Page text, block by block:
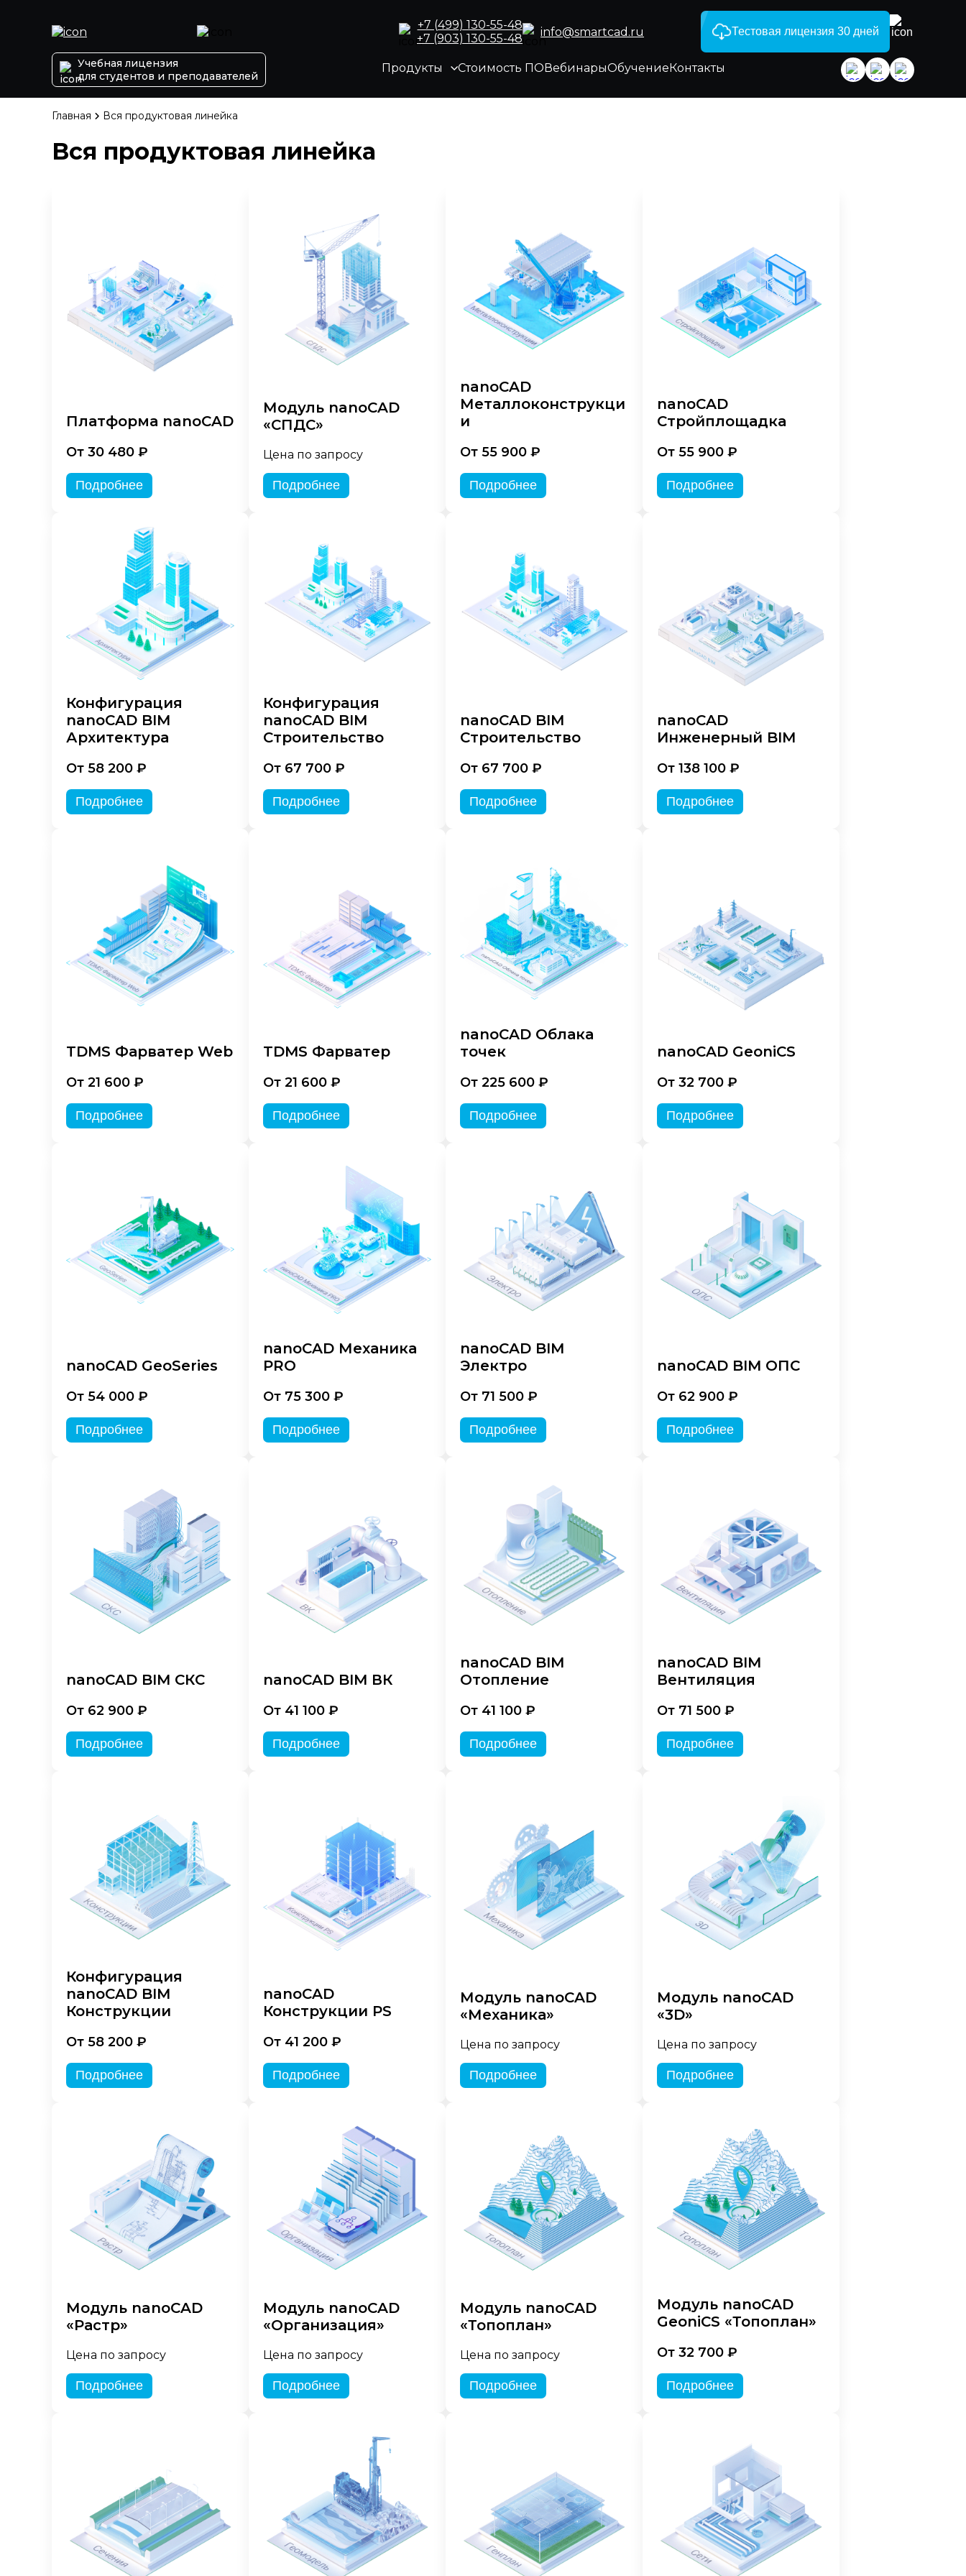
+7 (499) 130-55-48
+7 (903) 130-55-48
info@smartcad.ru Тестовая лицензия 30 дней
Учебная лицензия
для студентов и преподавателей
Продукты Стоимость ПОВебинарыОбучениеКонтакты
Главная Вся продуктовая линейка
Вся продуктовая линейка
Платформа nanoCAD
От 30 480 ₽
Подробнее
Модуль nanoCAD
«СПДС»
Цена по запросу
Подробнее
nanoCAD
Металлоконструкци
и
От 55 900 ₽
Подробнее
nanoCAD
Стройплощадка
От 55 900 ₽
Подробнее
Конфигурация
nanoCAD BIM
Архитектура
От 58 200 ₽
Подробнее
Конфигурация
nanoCAD BIM
Строительство
От 67 700 ₽
Подробнее
nanoCAD BIM
Строительство
От 67 700 ₽
Подробнее
nanoCAD
Инженерный BIM
От 138 100 ₽
Подробнее
TDMS Фарватер Web
От 21 600 ₽
Подробнее
TDMS Фарватер
От 21 600 ₽
Подробнее
nanoCAD Облака
точек
От 225 600 ₽
Подробнее
nanoCAD GeoniCS
От 32 700 ₽
Подробнее
nanoCAD GeoSeries
От 54 000 ₽
Подробнее
nanoCAD Механика
PRO
От 75 300 ₽
Подробнее
nanoCAD BIM
Электро
От 71 500 ₽
Подробнее
nanoCAD BIM ОПС
От 62 900 ₽
Подробнее
nanoCAD BIM СКС
От 62 900 ₽
Подробнее
nanoCAD BIM ВК
От 41 100 ₽
Подробнее
nanoCAD BIM
Отопление
От 41 100 ₽
Подробнее
nanoCAD BIM
Вентиляция
От 71 500 ₽
Подробнее
Конфигурация
nanoCAD BIM
Конструкции
От 58 200 ₽
Подробнее
nanoCAD
Конструкции PS
От 41 200 ₽
Подробнее
Модуль nanoCAD
«Механика»
Цена по запросу
Подробнее
Модуль nanoCAD
«3D»
Цена по запросу
Подробнее
Модуль nanoCAD
«Растр»
Цена по запросу
Подробнее
Модуль nanoCAD
«Организация»
Цена по запросу
Подробнее
Модуль nanoCAD
«Топоплан»
Цена по запросу
Подробнее
Модуль nanoCAD
GeoniCS «Топоплан»
От 32 700 ₽
Подробнее